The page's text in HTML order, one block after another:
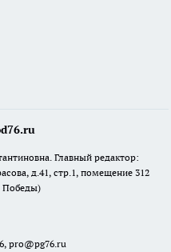
Главный редактор:
д.41, стр.1, помещение 312
Победы)
, pro@pg76.ru